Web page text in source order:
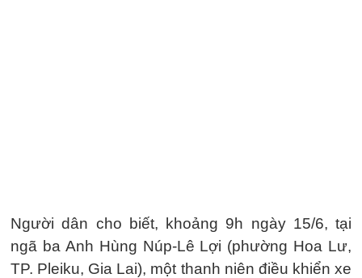
Người dân cho biết, khoảng 9h ngày 15/6, tại
ngã ba Anh Hùng Núp-Lê Lợi (phường Hoa Lư,
TP. Pleiku, Gia Lai), một thanh niên điều khiển xe